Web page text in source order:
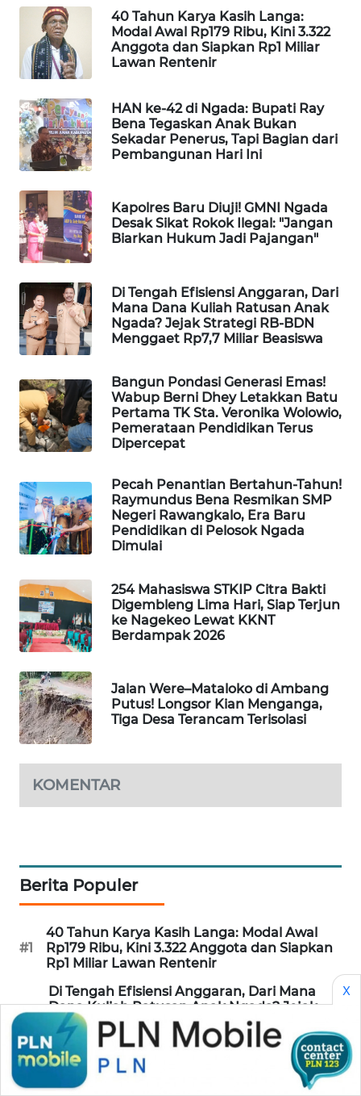
40 Tahun Karya Kasih Langa:
Modal Awal Rp179 Ribu, Kini 3.322
Anggota dan Siapkan Rp1 Miliar
Lawan Rentenir
HAN ke-42 di Ngada: Bupati Ray
Bena Tegaskan Anak Bukan
Sekadar Penerus, Tapi Bagian dari
Pembangunan Hari Ini
Kapolres Baru Diuji! GMNI Ngada
Desak Sikat Rokok Ilegal: "Jangan
Biarkan Hukum Jadi Pajangan"
Di Tengah Efisiensi Anggaran, Dari
Mana Dana Kuliah Ratusan Anak
Ngada? Jejak Strategi RB-BDN
Menggaet Rp7,7 Miliar Beasiswa
Bangun Pondasi Generasi Emas!
Wabup Berni Dhey Letakkan Batu
Pertama TK Sta. Veronika Wolowio,
Pemerataan Pendidikan Terus
Dipercepat
Pecah Penantian Bertahun-Tahun!
Raymundus Bena Resmikan SMP
Negeri Rawangkalo, Era Baru
Pendidikan di Pelosok Ngada
Dimulai
254 Mahasiswa STKIP Citra Bakti
Digembleng Lima Hari, Siap Terjun
ke Nagekeo Lewat KKNT
Berdampak 2026
Jalan Were–Mataloko di Ambang
Putus! Longsor Kian Menganga,
Tiga Desa Terancam Terisolasi
KOMENTAR
Berita Populer
#1
40 Tahun Karya Kasih Langa: Modal Awal
Rp179 Ribu, Kini 3.322 Anggota dan Siapkan
Rp1 Miliar Lawan Rentenir
#2
Di Tengah Efisiensi Anggaran, Dari Mana
Dana Kuliah Ratusan Anak Ngada? Jejak
Strategi RB-BDN Menggaet Rp7,7 Miliar
Beasiswa
Kapolres Baru Diuji! GMNI Ngada Desak
Sikat Rokok Ilegal: "Jangan Biarkan Hukum
X